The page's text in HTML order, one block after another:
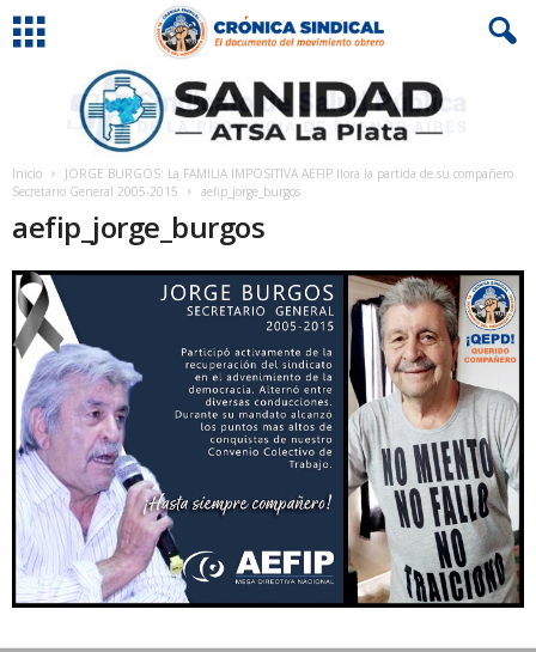
Inicio
JORGE BURGOS: La FAMILIA IMPOSITIVA AEFIP llora la partida de su compañero
Secretario General 2005-2015
aefip_jorge_burgos
aefip_jorge_burgos